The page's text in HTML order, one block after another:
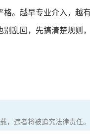
。越早专业介入，越
乱回，先搞清楚规则
，违者将被追究法律责任。